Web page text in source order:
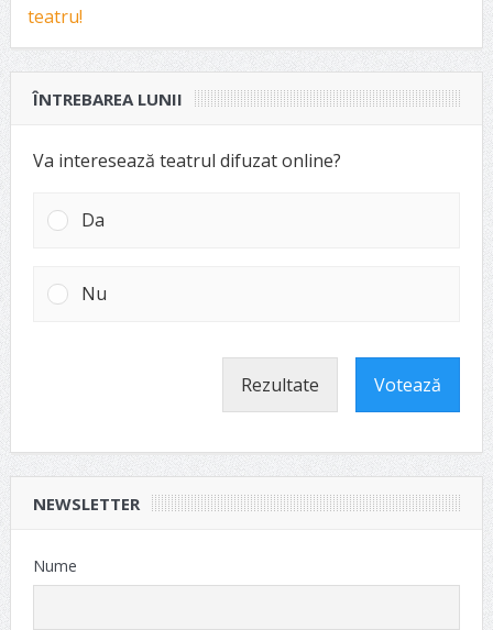
ÎNTREBAREA LUNII
Va interesează teatrul difuzat online?
Da
Nu
Rezultate Votează
NEWSLETTER
Nume